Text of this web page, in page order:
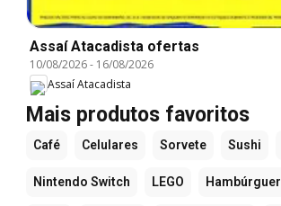
Assaí Atacadista ofertas
10/08/2026- 16/08/2026
Assaí Atacadista
Mais produtos favoritos
Café Celulares Sorvete Sushi
Nintendo Switch LEGO Hambúrguer